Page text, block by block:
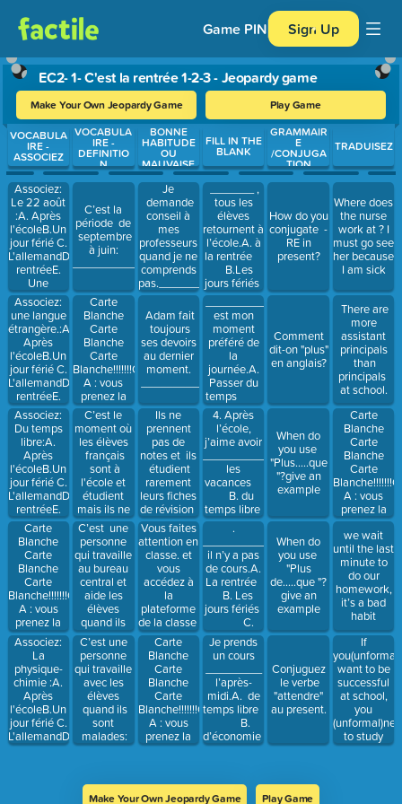
Game PIN Sign Up
EC2- 1- C'est la rentrée 1-2-3 - Jeopardy game
Make Your Own Jeopardy Game Play Game
Use arrow keys to move between questions. Press Enter or
VOCABULA
IRE -
ASSOCIEZ
Associez:
Le 22 août
:A. Après
l'écoleB.Un
jour férié C.
L'allemandD.La
rentréeE.
Une
matière
Associez:
une langue
étrangère.:A.
Après
l'écoleB.Un
jour férié C.
L'allemandD.La
rentréeE.
Une
matière
Associez:
Du temps
libre:A.
Après
l'écoleB.Un
jour férié C.
L'allemandD.La
rentréeE.
Une
matière
Carte
Blanche
Carte
Blanche
Carte
Blanche!!!!!!!Option
A : vous
prenez la
carte
blanche et
vous
pouvez
gagner ou
perdre 300
pts- c'est
purement
un
Associez:
La
physique-
chimie :A.
Après
l'écoleB.Un
jour férié C.
L'allemandD.La
rentréeE.
VOCABULA
IRE -
DEFINITIO
N
C’est la
période de
septembre
à juin:
_________________________________________________
Carte
Blanche
Carte
Blanche
Carte
Blanche!!!!!!!Option
A : vous
prenez la
carte
blanche et
vous
pouvez
gagner ou
perdre 200
pts- c'est
purement
un
hasard Option
B : Vous ne
prenez pas
la carte
blanche et
rien ne
change la
vie
continue!!!!
C’est le
moment où
les élèves
français
sont à
l'école et
étudient
mais ils ne
sont pas en
cours et ils
ne sont pas
au
déjeuner:
______________________
C’est une
personne
qui travaille
au bureau
central et
aide les
élèves
quand ils
veulent
choisir leur
cours:
_____________________________________
C’est une
personne
qui travaille
avec les
élèves
quand ils
sont
malades:
______________________________
BONNE
HABITUDE
OU
MAUVAISE
HABITUDE
??
Je
demande
conseil à
mes
professeurs
quand je ne
comprends
pas.________________________
Adam fait
toujours
ses devoirs
au dernier
moment.
__________________________________
Ils ne
prennent
pas de
notes et ils
étudient
rarement
leurs fiches
de révision
Vous faites
attention en
classe. et
vous
accédez à
la
plateforme
de la classe
Carte
Blanche
Carte
Blanche
Carte
Blanche!!!!!!!Option
A : vous
prenez la
carte
pouvez
FILL IN THE
BLANK
_______ ,
tous les
élèves
retournent à
l’école.A. à
la rentrée
B.Les
jours fériés
C.
Les
vacances
D. La
permanence
_____________
est mon
moment
préféré de
la
journée.A.
Passer du
temps
B. La
rentrée
C.
L'année
scolaire
D.La fin de
la journée
4. Après
l’école,
j’aime avoir
______________________.A.
les
vacances
B. du
temps libre
C. la
rentrée
D. un jour
férié
.
________________,
il n’y a pas
de cours.A.
La rentrée
B. Les
jours fériés
C.
L’année
scolaire
D. Pendant
la classe
Je prends
un cours
l’après-
midi.A. de
temps libre
B.
d’économie
C. de
permanence
GRAMMAIR
E
/CONJUGA
TION
How do you
conjugate -
RE in
present?
Comment
dit-on "plus"
en anglais?
When do
you use
"Plus.....que
"?give an
example
When do
you use
"Plus
de.....que "?
give an
example
Conjuguez
le verbe
"attendre"
au present.
TRADUISEZ
Where does
the nurse
work at ? I
must go see
her because
I am sick
There are
more
assistant
principals
than
principals
at school.
Carte
Blanche
Carte
Blanche
Carte
A : vous
prenez la
carte
blanche et
vous
pouvez
gagner ou
perdre 300
pts- c'est
purement
un
hasard
B : Vous ne
prenez pas
la carte
blanche et
rien ne
change la
vie
continue!!!!
we wait
until the last
minute to
do our
homework,
it’s a bad
habit
If
you(unformal)
want to be
successful
at school,
you
to study
more. Don’t
Make Your Own Jeopardy Game Play Game